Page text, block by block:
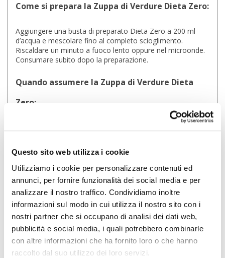
Questo sito web utilizza i cookie
Utilizziamo i cookie per personalizzare contenuti ed
annunci, per fornire funzionalità dei social media e per
analizzare il nostro traffico. Condividiamo inoltre
informazioni sul modo in cui utilizza il nostro sito con i
nostri partner che si occupano di analisi dei dati web,
pubblicità e social media, i quali potrebbero combinarle
con altre informazioni che ha fornito loro o che hanno
raccolto dal suo utilizzo dei loro servizi.
Come si prepara la Zuppa di Verdure Dieta Zero:
Aggiungere una busta di preparato Dieta Zero a 200 ml
d’acqua e mescolare fino al completo scioglimento.
Riscaldare un minuto a fuoco lento oppure nel microonde.
Consumare subito dopo la preparazione.
Quando assumere la Zuppa di Verdure Dieta
Zero:
Valori nutrizionali della Zuppa di Verdure Dieta
Zero:
INGREDIENTI 100 gr
25 gr (dose
giornaliera)
Valore energetico
1504 kj / 355
kcal
376 kj / 89 kcal
Grassi
4,1 g
1,0 g
di cui acidi grassi